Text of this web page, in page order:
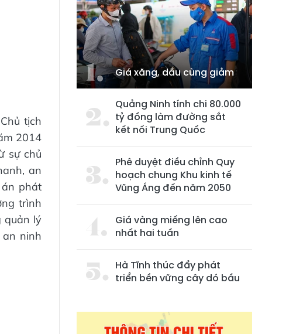
tịch
2014
sự chủ
an
phát
trình
quản lý
ninh
Giá xăng, dầu cùng giảm
Quảng Ninh tính chi 80.000
tỷ đồng làm đường sắt
kết nối Trung Quốc
Phê duyệt điều chỉnh Quy
hoạch chung Khu kinh tế
Vũng Áng đến năm 2050
Giá vàng miếng lên cao
nhất hai tuần
Hà Tĩnh thúc đẩy phát
triển bền vững cây dó bầu